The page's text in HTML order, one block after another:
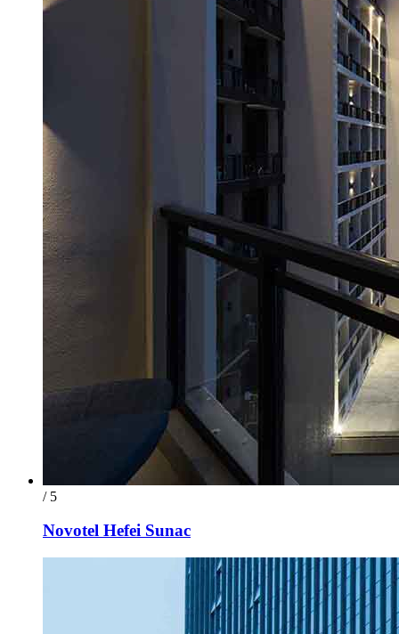
/ 5
Novotel Hefei Sunac